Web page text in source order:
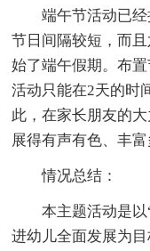
端午节活动已
节日间隔较短，而
始了端午假期。布
活动只能在2天的时
此，在家长朋友的
展得有声有色、丰富
情况总结：
本主题活动是
进幼儿全面发展为